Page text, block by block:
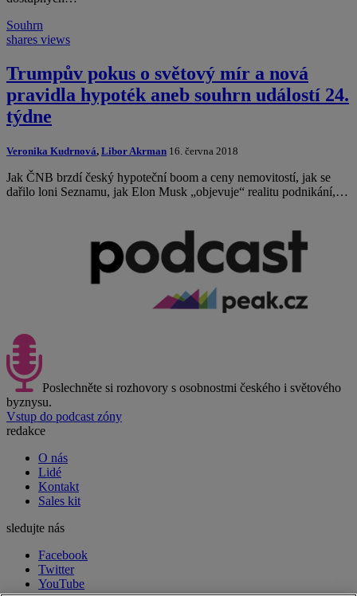
Souhrn
shares views
Trumpův pokus o světový mír a nová
pravidla hypoték aneb souhrn událostí 24.
týdne
Veronika Kudrnová, Libor Akrman 16. června 2018
Jak ČNB brzdí český hypoteční boom a ceny nemovitostí, jak se
dařilo loni Seznamu, jak Elon Musk „objevuje“ realitu podnikání,…
Poslechněte si rozhovory s osobnostmi českého i světového
byznysu.
Vstup do podcast zóny
redakce
O nás
Lidé
Kontakt
Sales kit
sledujte nás
Facebook
Twitter
YouTube